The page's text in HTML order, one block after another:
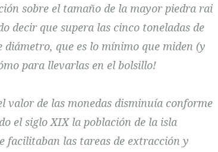
sobre el tamaño de la mayor piedra rai
decir que supera las cinco toneladas de
diámetro, que es lo mínimo que miden (y
para llevarlas en el bolsillo!
valor de las monedas disminuía conforme
el siglo XIX la población de la isla
facilitaban las tareas de extracción y